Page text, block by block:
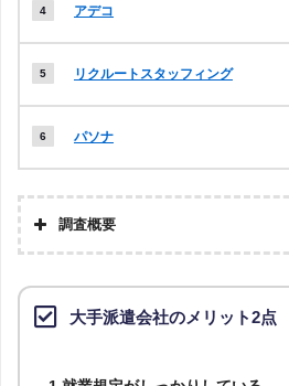
アデコ
リクルートスタッフィング
パソナ
調査概要
大手派遣会社のメリット2点